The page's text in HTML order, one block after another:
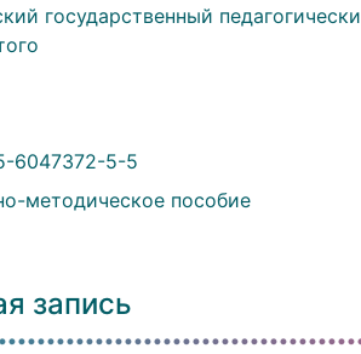
государственный
6047372-5-5
методическое пособие
запись